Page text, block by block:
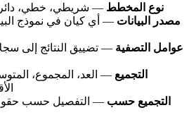
نوع المخطط — شريطي، خطي،
مصدر البيانات — أي كيان في نموذج
عوامل التصفية — تضييق النتائج إلى
التجميع — العد، المجموع،
التجميع حسب — التفصيل حسب حقول